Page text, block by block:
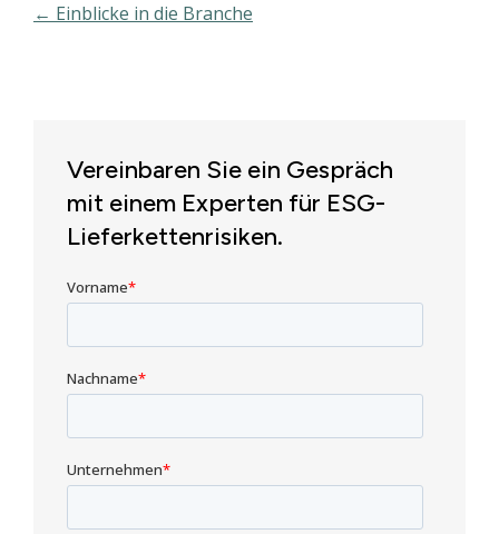
← Einblicke in die Branche
Vereinbaren Sie ein Gespräch
mit einem Experten für ESG-
Lieferkettenrisiken.